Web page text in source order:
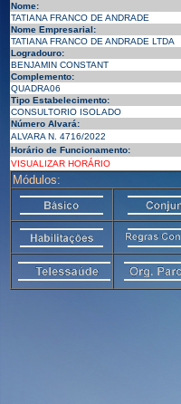
Nome:
TATIANA FRANCO DE ANDRADE
Nome Empresarial:
TATIANA FRANCO DE ANDRADE LTDA
Logradouro:
BENJAMIN CONSTANT
Complemento:
QUADRA06
Tipo Estabelecimento:
CONSULTORIO ISOLADO
Número Alvará:
ALVARA N. 4716/2022
Horário de Funcionamento:
VISUALIZAR HORÁRIO
Módulos: